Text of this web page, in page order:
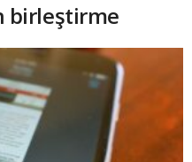
birleştirme